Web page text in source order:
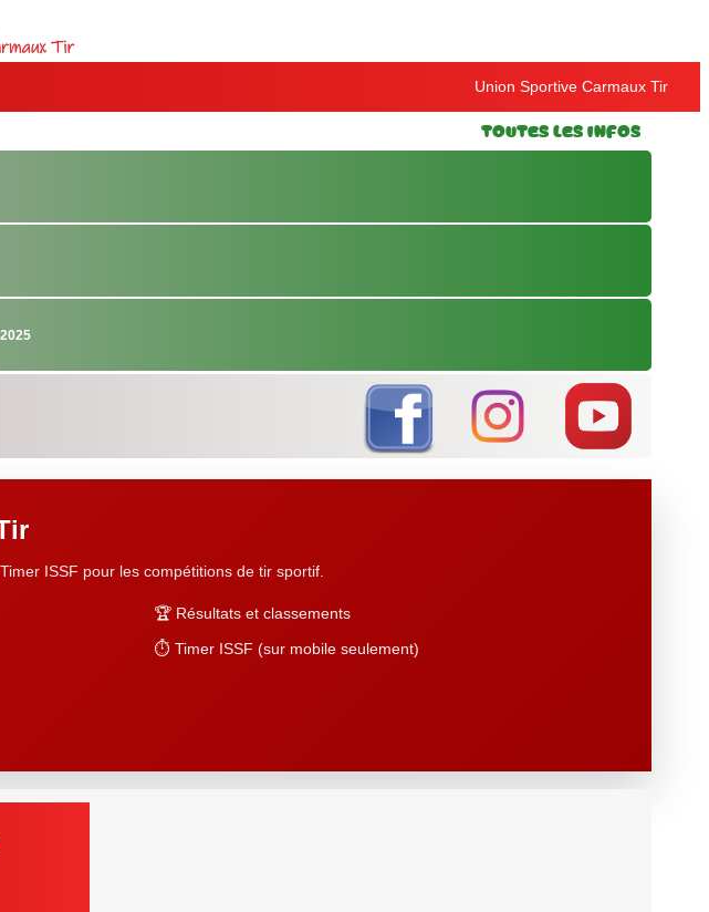
Union Sportive Carmaux Tir
Toutes les Infos
ISSF pour les compétitions de tir sportif.
🏆 Résultats et classements
⏱️ Timer ISSF (sur mobile seulement)